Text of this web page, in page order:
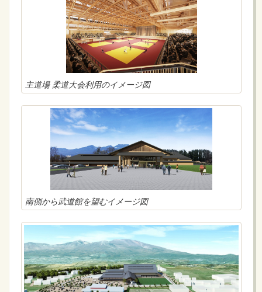
主道場 柔道大会利用のイメージ図
南側から武道館を望むイメージ図